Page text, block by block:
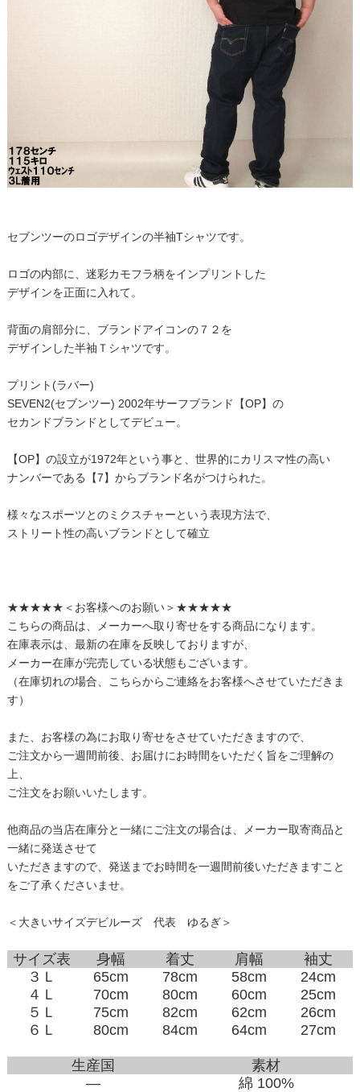
セブンツーのロゴデザインの半袖Tシャツです。
ロゴの内部に、迷彩カモフラ柄をインプリントした
デザインを正面に入れて。
背面の肩部分に、ブランドアイコンの７２を
デザインした半袖Ｔシャツです。
プリント(ラバー)
SEVEN2(セブンツー) 2002年サーフブランド【OP】の
セカンドブランドとしてデビュー。
【OP】の設立が1972年という事と、世界的にカリスマ性の高い
ナンバーである【7】からブランド名がつけられた。
様々なスポーツとのミクスチャーという表現方法で、
ストリート性の高いブランドとして確立
★★★★★＜お客様へのお願い＞★★★★★
こちらの商品は、メーカーへ取り寄せをする商品になります。
在庫表示は、最新の在庫を反映しておりますが、
メーカー在庫が完売している状態もございます。
（在庫切れの場合、こちらからご連絡をお客様へさせていただきま
す）
また、お客様の為にお取り寄せをさせていただきますので、
ご注文から一週間前後、お届けにお時間をいただく旨をご理解の
上、
ご注文をお願いいたします。
他商品の当店在庫分と一緒にご注文の場合は、メーカー取寄商品と
一緒に発送させて
いただきますので、発送までお時間を一週間前後いただきますこと
をご了承くださいませ。
＜大きいサイズデビルーズ 代表 ゆるぎ＞
サイズ表 身幅 着丈 肩幅
袖丈
３Ｌ
65cm 78cm 58cm
24cm
４Ｌ
70cm 80cm 60cm
25cm
５Ｌ
75cm 82cm 62cm
26cm
６Ｌ
80cm 84cm 64cm 27cm
生産国
素材
―
綿 100%